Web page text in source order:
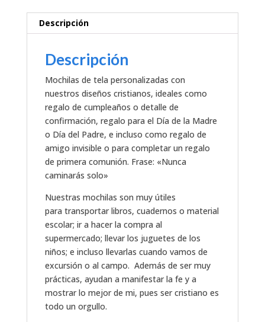
Descripción
Descripción
Mochilas de tela personalizadas con
nuestros diseños cristianos, ideales como
regalo de cumpleaños o detalle de
confirmación, regalo para el Día de la Madre
o Día del Padre, e incluso como regalo de
amigo invisible o para completar un regalo
de primera comunión. Frase: «Nunca
caminarás solo»
Nuestras mochilas son muy útiles
para transportar libros, cuadernos o material
escolar; ir a hacer la compra al
supermercado; llevar los juguetes de los
niños; e incluso llevarlas cuando vamos de
excursión o al campo. Además de ser muy
prácticas, ayudan a manifestar la fe y a
mostrar lo mejor de mi, pues ser cristiano es
todo un orgullo.